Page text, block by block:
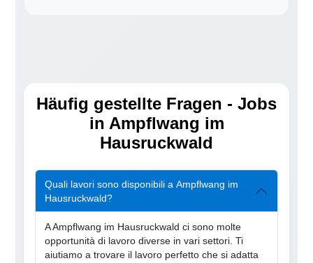
Häufig gestellte Fragen - Jobs
in Ampflwang im
Hausruckwald
Quali lavori sono disponibili a Ampflwang im
Hausruckwald?
A Ampflwang im Hausruckwald ci sono molte
opportunità di lavoro diverse in vari settori. Ti
aiutiamo a trovare il lavoro perfetto che si adatta